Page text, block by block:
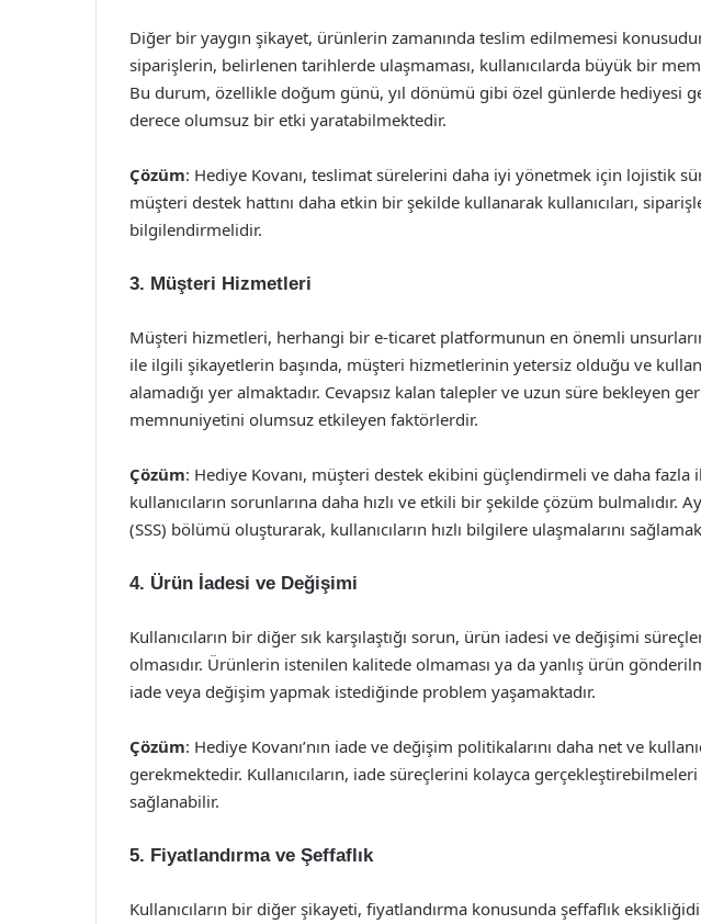
Diğer bir yaygın şikayet, ürünlerin zamanında teslim edilmemesi
siparişlerin, belirlenen tarihlerde ulaşmaması, kullanıcılarda büyük bir
Bu durum, özellikle doğum günü, yıl dönümü gibi özel günlerde hediyesi
derece olumsuz bir etki yaratabilmektedir.
Çözüm: Hediye Kovanı, teslimat sürelerini daha iyi yönetmek için lojistik
müşteri destek hattını daha etkin bir şekilde kullanarak kullanıcıları,
bilgilendirmelidir.
3. Müşteri Hizmetleri
Müşteri hizmetleri, herhangi bir e-ticaret platformunun en önemli
ile ilgili şikayetlerin başında, müşteri hizmetlerinin yetersiz olduğu ve
alamadığı yer almaktadır. Cevapsız kalan talepler ve uzun süre bekleyen
memnuniyetini olumsuz etkileyen faktörlerdir.
Çözüm: Hediye Kovanı, müşteri destek ekibini güçlendirmeli ve daha fazla
kullanıcıların sorunlarına daha hızlı ve etkili bir şekilde çözüm bulmalıdır.
(SSS) bölümü oluşturarak, kullanıcıların hızlı bilgilere ulaşmalarını
4. Ürün İadesi ve Değişimi
Kullanıcıların bir diğer sık karşılaştığı sorun, ürün iadesi ve değişimi
olmasıdır. Ürünlerin istenilen kalitede olmaması ya da yanlış ürün
iade veya değişim yapmak istediğinde problem yaşamaktadır.
Çözüm: Hediye Kovanı’nın iade ve değişim politikalarını daha net ve
gerekmektedir. Kullanıcıların, iade süreçlerini kolayca
sağlanabilir.
5. Fiyatlandırma ve Şeffaflık
Kullanıcıların bir diğer şikayeti, fiyatlandırma konusunda şeffaflık